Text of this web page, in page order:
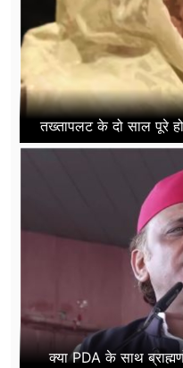
तख्तापलट के दो साल पूरे
क्या PDA के साथ